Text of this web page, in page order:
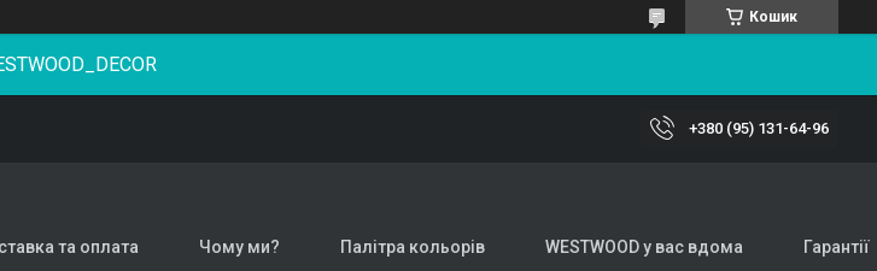
Кошик
+380 (95) 131-64-96
та оплата Чому ми? Палітра кольорів WESTWOOD у вас вдома Гарантії